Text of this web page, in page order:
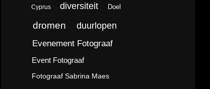
Cyprus diversiteit Doel
dromen duurlopen
Evenement Fotograaf
Event Fotograaf
Fotograaf Sabrina Maes